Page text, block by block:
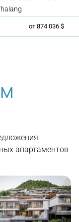
от 874 036 $
апартаментов